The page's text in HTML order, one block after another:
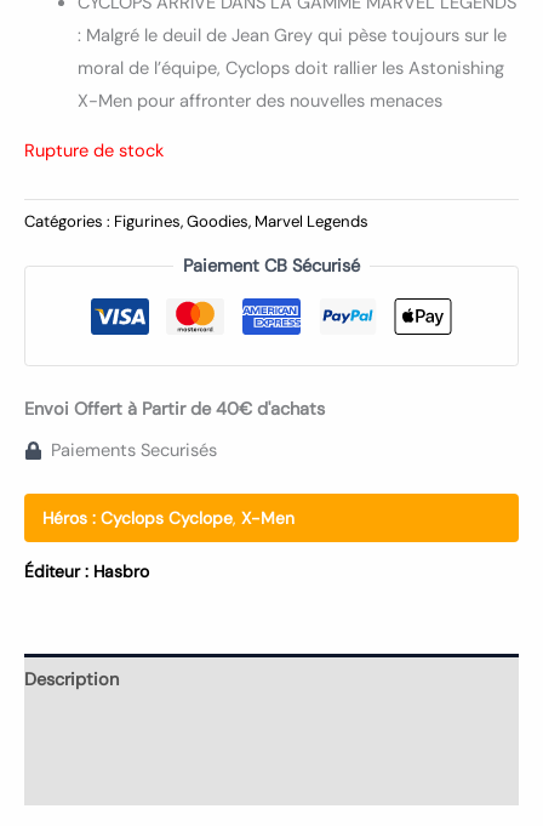
: Malgré le deuil de Jean Grey qui pèse toujours sur le
moral de l’équipe, Cyclops doit rallier les Astonishing
X-Men pour affronter des nouvelles menaces
Rupture de stock
Catégories : Figurines,Goodies, Marvel Legends
Paiement CB Sécurisé
Envoi Offert à Partir de 40€ d'achats
Paiements Securisés
Héros : Cyclops Cyclope, X-Men
Éditeur : Hasbro
Description